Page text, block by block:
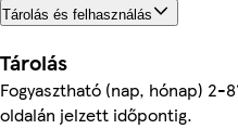
Tárolás és felhasználás
Tárolás
Fogyasztható (nap, hónap) 2-
oldalán jelzett időpontig.